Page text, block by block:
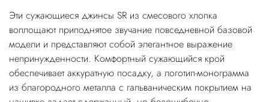
Эти сужающиеся джинсы SR из смесового хлопка
воплощают приподнятое звучание повседневной базовой
модели и представляют собой элегантное выражение
непринужденности. Комфортный сужающийся крой
обеспечивает аккуратную посадку, а логотип-монограмма
из благородного металла с гальваническим покрытием на